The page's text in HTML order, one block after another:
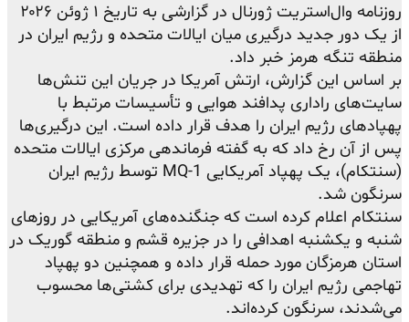
روزنامه وال‌استریت ژورنال در گزارشی به تاریخ ۱ ژوئن ۲۰۲۶
از یک دور جدید درگیری میان ایالات متحده و رژیم ایران در
منطقه تنگه هرمز خبر داد.
بر اساس این گزارش، ارتش آمریکا در جریان این تنش‌ها
سایت‌های راداری پدافند هوایی و تأسیسات مرتبط با
پهپادهای رژیم ایران را هدف قرار داده است. این درگیری‌ها
پس از آن رخ داد که به گفته فرماندهی مرکزی ایالات متحده
(سنتکام)، یک پهپاد آمریکایی MQ-1 توسط رژیم ایران
سرنگون شد.
سنتکام اعلام کرده است که جنگنده‌های آمریکایی در روزهای
شنبه و یکشنبه اهدافی را در جزیره قشم و منطقه گوریک در
استان هرمزگان مورد حمله قرار داده و همچنین دو پهپاد
تهاجمی رژیم ایران را که تهدیدی برای کشتی‌ها محسوب
می‌شدند، سرنگون کرده‌اند.